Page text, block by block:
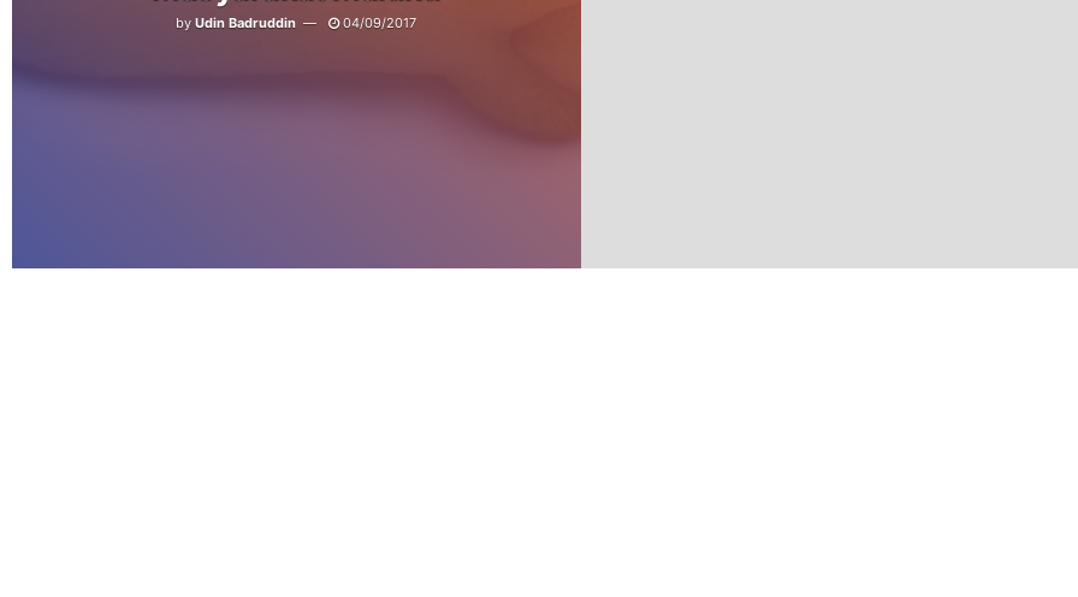
by Udin Badruddin 04/09/2017